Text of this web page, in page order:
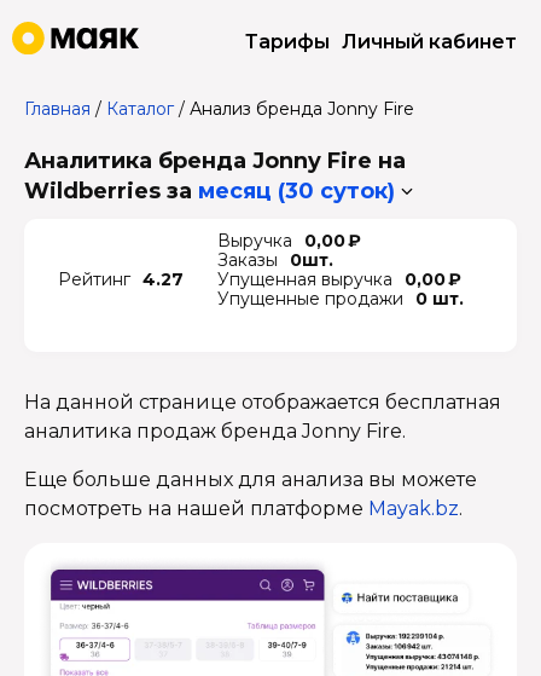
Тарифы Личный кабинет
Главная / Каталог/ Анализ бренда Jonny Fire
Аналитика бренда Jonny Fire на
Wildberries за месяц (30 суток)
Рейтинг 4.27
Выручка
0,00 ₽
Заказы
0шт.
Упущенная выручка
0,00 ₽
Упущенные продажи
0 шт.
На данной странице отображается бесплатная
аналитика продаж бренда Jonny Fire.
Еще больше данных для анализа вы можете
посмотреть на нашей платформе Mayak.bz.